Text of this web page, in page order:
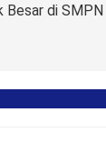
Besar di SMPN